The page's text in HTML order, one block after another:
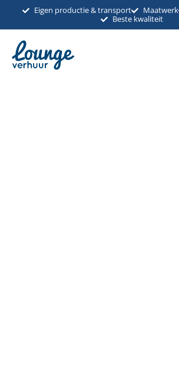
inhoud
Eigen productie & transport Maatwerk
Beste kwaliteit